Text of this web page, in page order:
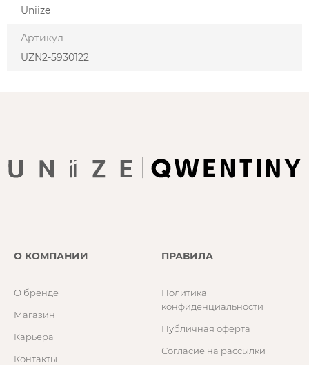
Uniize
Артикул
UZN2-5930122
О КОМПАНИИ
О бренде
Магазин
Карьера
Контакты
ПРАВИЛА
Политика
конфиденциальности
Публичная оферта
Согласие на рассылки